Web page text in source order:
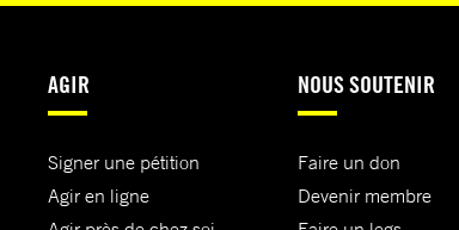
AGIR
Signer une pétition
Agir en ligne
NOUS SOUTENIR
Faire un don
Devenir membre